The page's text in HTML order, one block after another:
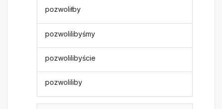
pozwoliłby
pozwolilibyśmy
pozwolilibyście
pozwoliliby